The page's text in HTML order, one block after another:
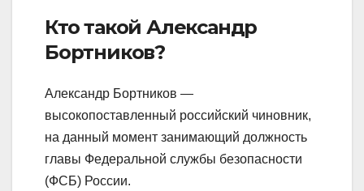
Кто такой Александр
Бортников?
Александр Бортников —
высокопоставленный российский чиновник,
на данный момент занимающий должность
главы Федеральной службы безопасности
(ФСБ) России.